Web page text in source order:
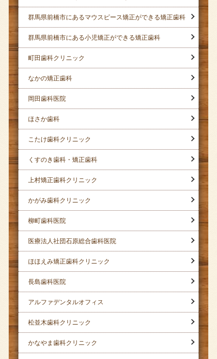
群馬県前橋市にあるマウスピース矯正ができる矯正歯科
群馬県前橋市にある小児矯正ができる矯正歯科
町田歯科クリニック
なかの矯正歯科
岡田歯科医院
ほさか歯科
こたけ歯科クリニック
くすのき歯科・矯正歯科
上村矯正歯科クリニック
かがみ歯科クリニック
柳町歯科医院
医療法人社団石原総合歯科医院
ほほえみ矯正歯科クリニック
長島歯科医院
アルファデンタルオフィス
松並木歯科クリニック
かなやま歯科クリニック